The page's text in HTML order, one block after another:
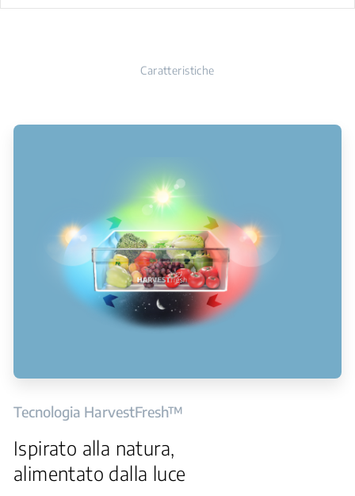
Caratteristiche
Tecnologia HarvestFresh™
Ispirato alla natura,
alimentato dalla luce